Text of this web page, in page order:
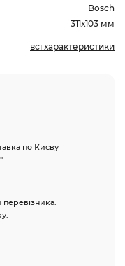
Bosch
311х103 мм
всі характеристики
по Києву